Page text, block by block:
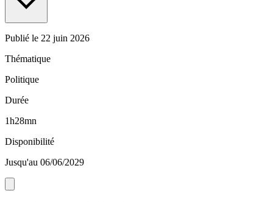
Publié le 22 juin 2026
Thématique
Politique
Durée
1h28mn
Disponibilité
Jusqu'au 06/06/2029